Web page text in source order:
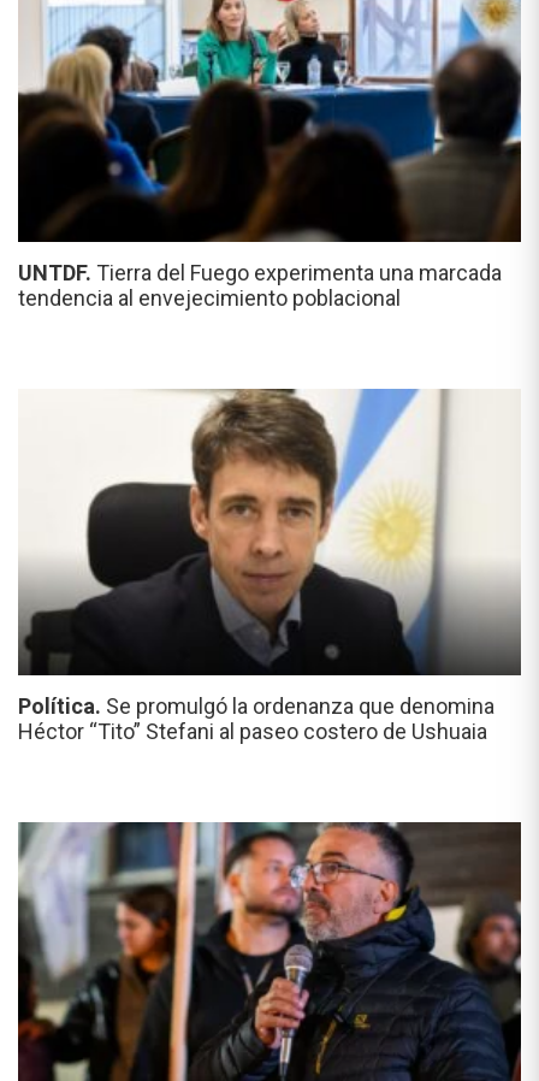
UNTDF. Tierra del Fuego experimenta una marcada
tendencia al envejecimiento poblacional
Política. Se promulgó la ordenanza que denomina
Héctor “Tito” Stefani al paseo costero de Ushuaia